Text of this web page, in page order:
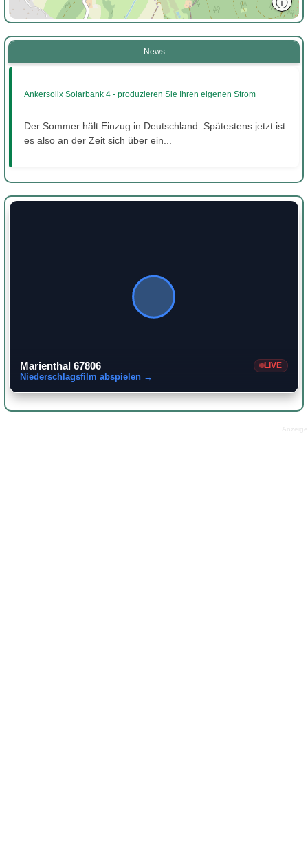
News
Ankersolix Solarbank 4 - produzieren Sie Ihren eigenen Strom
Der Sommer hält Einzug in Deutschland. Spätestens jetzt ist
es also an der Zeit sich über ein...
Marienthal 67806 LIVE
Niederschlagsfilm abspielen →